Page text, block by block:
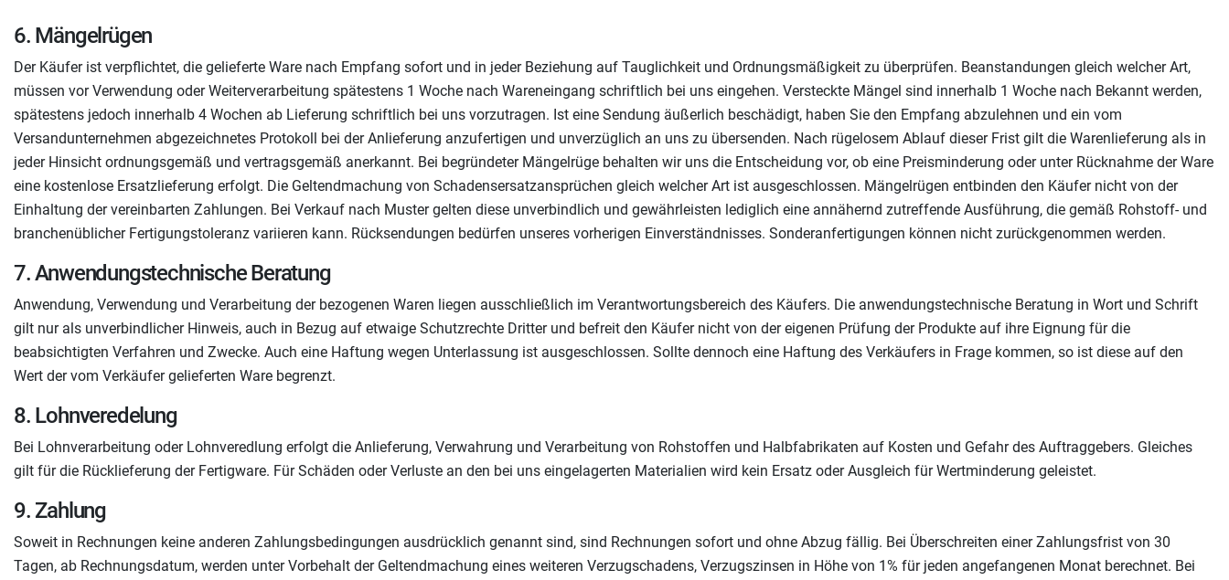
6. Mängelrügen
Der Käufer ist verpflichtet, die gelieferte Ware nach Empfang sofort und in jeder Beziehung auf Tauglichkeit und Ordnungsmäßigkeit zu überprüfen. Beanstandungen gleich welcher Art,
müssen vor Verwendung oder Weiterverarbeitung spätestens 1 Woche nach Wareneingang schriftlich bei uns eingehen. Versteckte Mängel sind innerhalb 1 Woche nach Bekannt werden,
spätestens jedoch innerhalb 4 Wochen ab Lieferung schriftlich bei uns vorzutragen. Ist eine Sendung äußerlich beschädigt, haben Sie den Empfang abzulehnen und ein vom
Versandunternehmen abgezeichnetes Protokoll bei der Anlieferung anzufertigen und unverzüglich an uns zu übersenden. Nach rügelosem Ablauf dieser Frist gilt die Warenlieferung als in
jeder Hinsicht ordnungsgemäß und vertragsgemäß anerkannt. Bei begründeter Mängelrüge behalten wir uns die Entscheidung vor, ob eine Preisminderung oder unter Rücknahme der Ware
eine kostenlose Ersatzlieferung erfolgt. Die Geltendmachung von Schadensersatzansprüchen gleich welcher Art ist ausgeschlossen. Mängelrügen entbinden den Käufer nicht von der
Einhaltung der vereinbarten Zahlungen. Bei Verkauf nach Muster gelten diese unverbindlich und gewährleisten lediglich eine annähernd zutreffende Ausführung, die gemäß Rohstoff- und
branchenüblicher Fertigungstoleranz variieren kann. Rücksendungen bedürfen unseres vorherigen Einverständnisses. Sonderanfertigungen können nicht zurückgenommen werden.
7. Anwendungstechnische Beratung
Anwendung, Verwendung und Verarbeitung der bezogenen Waren liegen ausschließlich im Verantwortungsbereich des Käufers. Die anwendungstechnische Beratung in Wort und Schrift
gilt nur als unverbindlicher Hinweis, auch in Bezug auf etwaige Schutzrechte Dritter und befreit den Käufer nicht von der eigenen Prüfung der Produkte auf ihre Eignung für die
beabsichtigten Verfahren und Zwecke. Auch eine Haftung wegen Unterlassung ist ausgeschlossen. Sollte dennoch eine Haftung des Verkäufers in Frage kommen, so ist diese auf den
Wert der vom Verkäufer gelieferten Ware begrenzt.
8. Lohnveredelung
Bei Lohnverarbeitung oder Lohnveredlung erfolgt die Anlieferung, Verwahrung und Verarbeitung von Rohstoffen und Halbfabrikaten auf Kosten und Gefahr des Auftraggebers. Gleiches
gilt für die Rücklieferung der Fertigware. Für Schäden oder Verluste an den bei uns eingelagerten Materialien wird kein Ersatz oder Ausgleich für Wertminderung geleistet.
9. Zahlung
Soweit in Rechnungen keine anderen Zahlungsbedingungen ausdrücklich genannt sind, sind Rechnungen sofort und ohne Abzug fällig. Bei Überschreiten einer Zahlungsfrist von 30
Tagen, ab Rechnungsdatum, werden unter Vorbehalt der Geltendmachung eines weiteren Verzugschadens, Verzugszinsen in Höhe von 1% für jeden angefangenen Monat berechnet. Bei